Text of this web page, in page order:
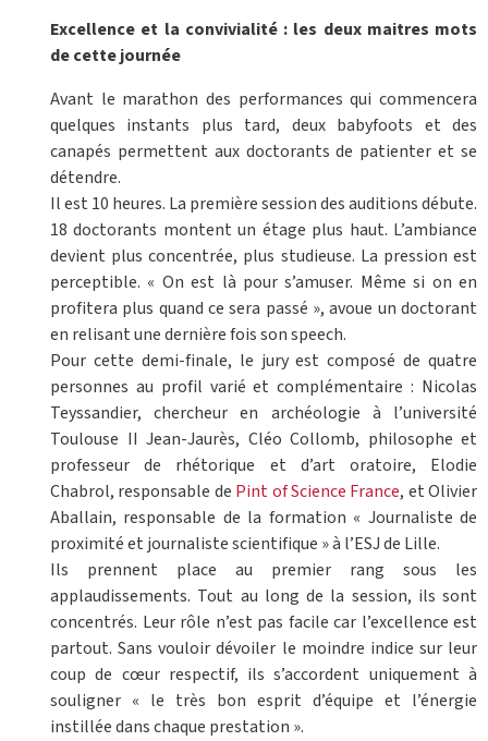
Excellence et la convivialité : les deux maitres mots
de cette journée
Avant le marathon des performances qui commencera
quelques instants plus tard, deux babyfoots et des
canapés permettent aux doctorants de patienter et se
détendre.
Il est 10 heures. La première session des auditions débute.
18 doctorants montent un étage plus haut. L’ambiance
devient plus concentrée, plus studieuse. La pression est
perceptible. « On est là pour s’amuser. Même si on en
profitera plus quand ce sera passé », avoue un doctorant
en relisant une dernière fois son speech.
Pour cette demi-finale, le jury est composé de quatre
personnes au profil varié et complémentaire : Nicolas
Teyssandier, chercheur en archéologie à l’université
Toulouse II Jean-Jaurès, Cléo Collomb, philosophe et
professeur de rhétorique et d’art oratoire, Elodie
Chabrol, responsable de Pint of Science France, et Olivier
Aballain, responsable de la formation « Journaliste de
proximité et journaliste scientifique » à l’ESJ de Lille.
Ils prennent place au premier rang sous les
applaudissements. Tout au long de la session, ils sont
concentrés. Leur rôle n’est pas facile car l’excellence est
partout. Sans vouloir dévoiler le moindre indice sur leur
coup de cœur respectif, ils s’accordent uniquement à
souligner « le très bon esprit d’équipe et l’énergie
instillée dans chaque prestation ».